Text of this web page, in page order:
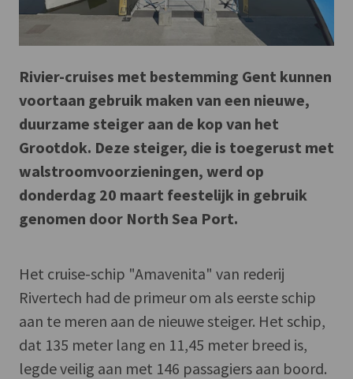
Rivier-cruises met bestemming Gent kunnen
voortaan gebruik maken van een nieuwe,
duurzame steiger aan de kop van het
Grootdok. Deze steiger, die is toegerust met
walstroomvoorzieningen, werd op
donderdag 20 maart feestelijk in gebruik
genomen door North Sea Port.
Het cruise-schip "Amavenita" van rederij
Rivertech had de primeur om als eerste schip
aan te meren aan de nieuwe steiger. Het schip,
dat 135 meter lang en 11,45 meter breed is,
legde veilig aan met 146 passagiers aan boord.